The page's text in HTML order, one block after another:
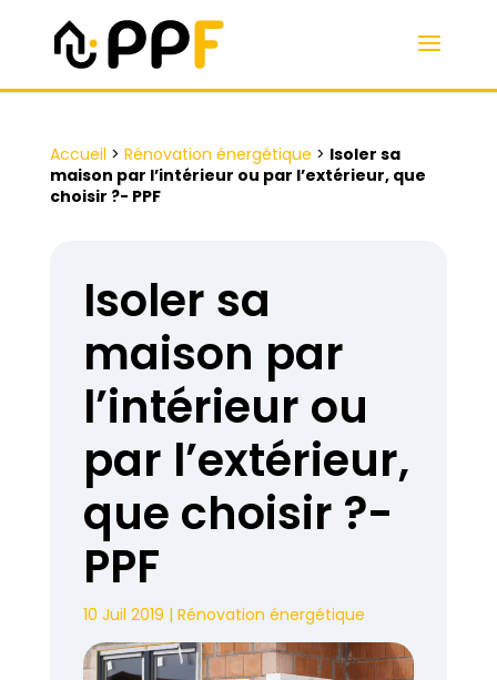
Accueil > Rénovation énergétique > Isoler sa
maison par l’intérieur ou par l’extérieur, que
choisir ?- PPF
Isoler sa
maison par
l’intérieur ou
par l’extérieur,
que choisir ?-
PPF
10 Juil 2019 | Rénovation énergétique